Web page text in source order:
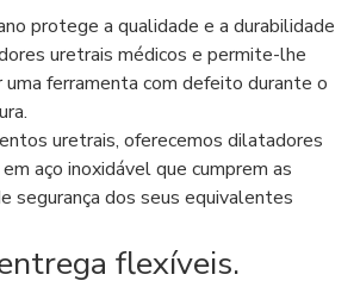
protege a qualidade e a durabilidade
uretrais médicos e permite-lhe
ferramenta com defeito durante o
uretrais, oferecemos dilatadores
aço inoxidável que cumprem as
segurança dos seus equivalentes
flexíveis.